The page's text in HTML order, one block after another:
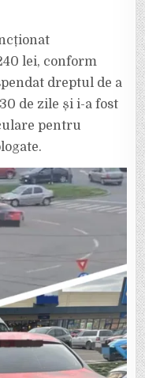
lei, conform
dreptul de a
de zile și i-a fost
pentru